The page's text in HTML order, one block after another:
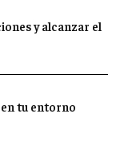
y alcanzar el
tu entorno